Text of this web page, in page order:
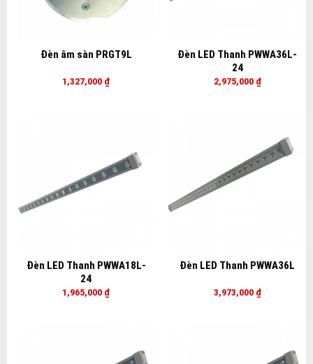
Đèn âm sàn PRGT9L
1,327,000 ₫
Đèn LED Thanh PWWA36L-
24
2,975,000 ₫
Đèn LED Thanh PWWA18L-
24
1,965,000 ₫
Đèn LED Thanh PWWA36L
3,973,000 ₫